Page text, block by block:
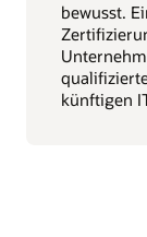
bewusst.
künftigen